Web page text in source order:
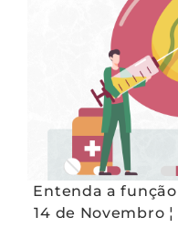
Entenda a
14 de Novembro